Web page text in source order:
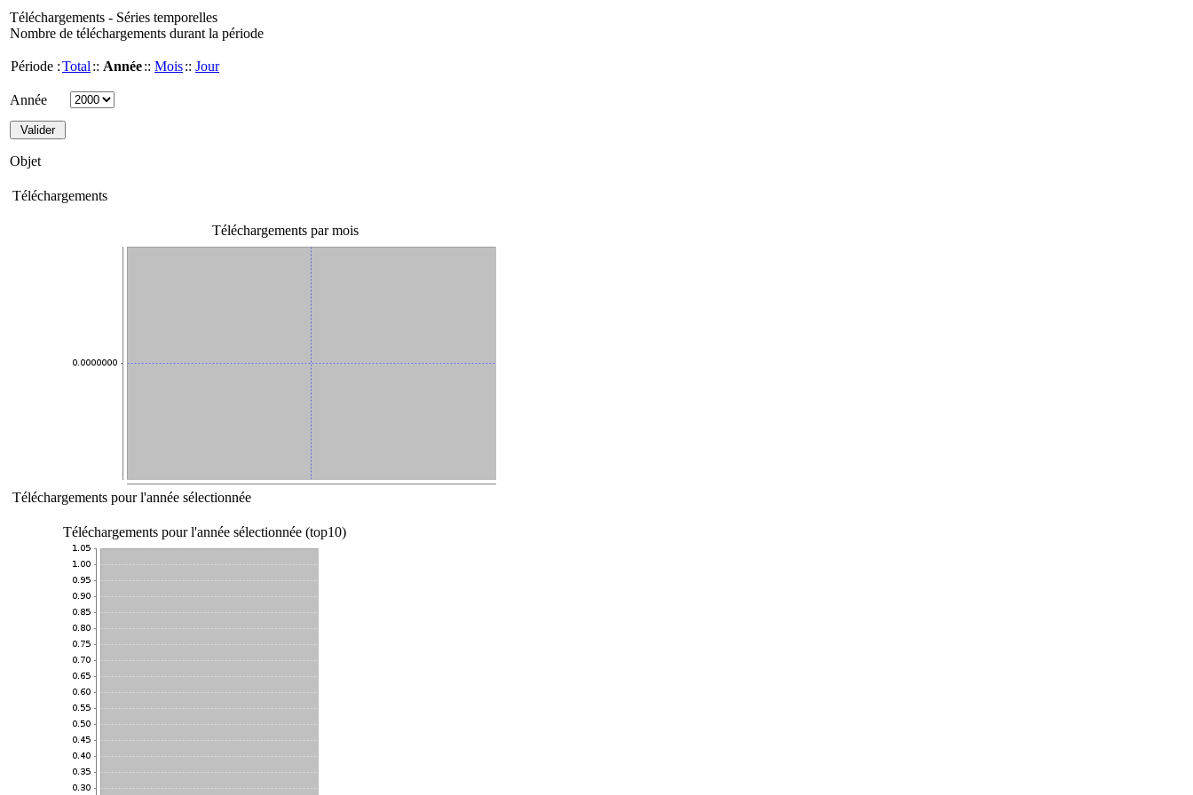
Téléchargements - Séries temporelles
Nombre de téléchargements durant la période
Période :Total :: Année:: Mois:: Jour
Année
Objet
Téléchargements
Téléchargements par mois
Téléchargements pour l'année sélectionnée
Téléchargements pour l'année sélectionnée (top10)